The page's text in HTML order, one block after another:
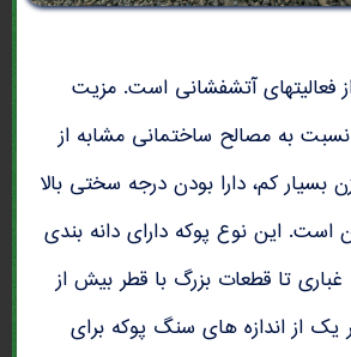
فعالیتهای آتشفشانی است. مزیت
به مصالح ساختمانی مشابه از
کم، دارا بودن درجه سختی بالا
است. این نوع پوکه دارای دانه بندی
تا قطعات بزرگ با قطر بیش از
یک از اندازه های سنگ پوکه برای